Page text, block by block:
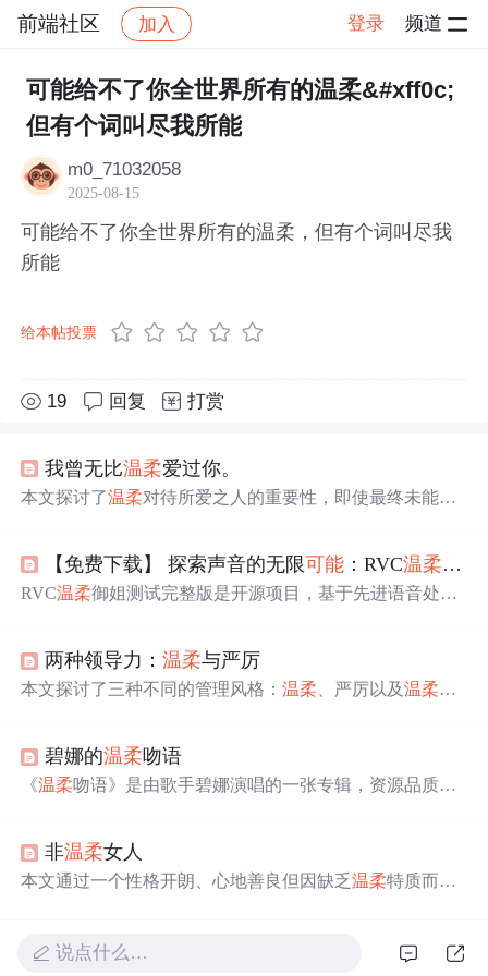
前端社区 加入 登录 频道
社区 前端社区 感慨 帖子详情
可能给不了你全世界所有的温柔&#xff0c;
但有个词叫尽我所能
m0_71032058
2025-08-15
可能给不了你全世界所有的温柔，但有个词叫尽我
所能
给本帖投票
19 回复 打赏
我曾无比温柔爱过你。
本文探讨了温柔对待所爱之人的重要性，即使最终未能在
遇见的可能 性。
【免费下载】 探索声音的无限可能 ：RVC温柔御姐
RVC温柔御姐测试完整版是开源项目，基于先进语音处理
用于语音处理、游戏配音、有声书制作等领域，为创作者
提供新可能。
两种领导力：温柔与严厉
本文探讨了三种不同的管理风格：温柔 、严厉以及温柔与
和组织的重要性。
碧娜的温柔吻语
《温柔吻语》是由歌手碧娜演唱的一张专辑，资源品质为3
绎，为听众营造了一个舒适轻松的音乐氛围。
非温柔女人
本文通过一个性格开朗、心地善良但因缺乏温柔特质而未
面能够帮助女性更好地吸引异性。
说点什么…